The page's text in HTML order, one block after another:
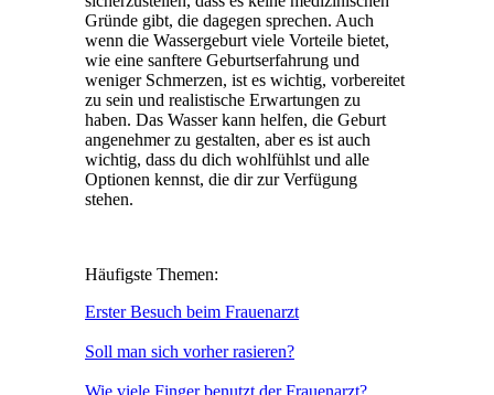
Gründe gibt, die dagegen sprechen. Auch
wenn die Wassergeburt viele Vorteile bietet,
wie eine sanftere Geburtserfahrung und
weniger Schmerzen, ist es wichtig, vorbereitet
zu sein und realistische Erwartungen zu
haben. Das Wasser kann helfen, die Geburt
angenehmer zu gestalten, aber es ist auch
wichtig, dass du dich wohlfühlst und alle
Optionen kennst, die dir zur Verfügung
stehen.
Häufigste Themen:
Erster Besuch beim Frauenarzt
Soll man sich vorher rasieren?
Wie viele Finger benutzt der Frauenarzt?